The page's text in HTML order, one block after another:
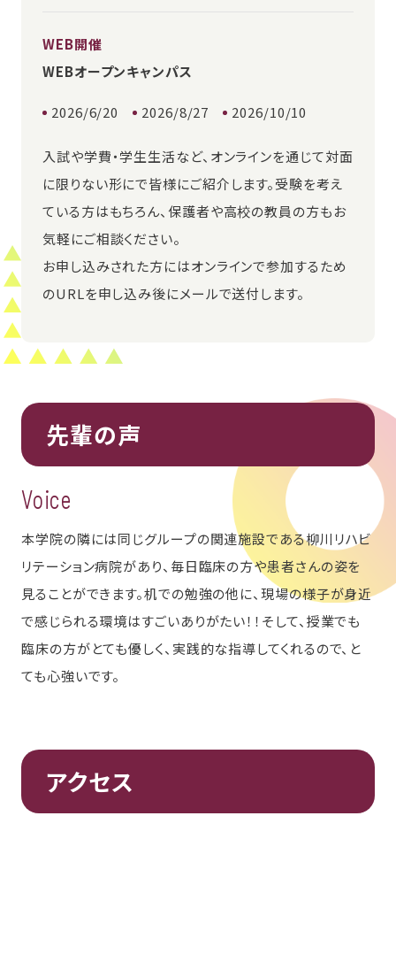
WEB開催
WEBオープンキャンパス
2026/6/20 2026/8/27 2026/10/10
入試や学費・学生生活など、オンラインを通じて対面
に限りない形にで皆様にご紹介します。受験を考え
ている方はもちろん、保護者や高校の教員の方もお
気軽にご相談ください。
お申し込みされた方にはオンラインで参加するため
のURLを申し込み後にメールで送付します。
先輩の声
Voice
本学院の隣には同じグループの関連施設である柳川リハビ
リテーション病院があり、毎日臨床の方や患者さんの姿を
見ることができます。机での勉強の他に、現場の様子が身近
で感じられる環境はすごいありがたい！！そして、授業でも
臨床の方がとても優しく、実践的な指導してくれるので、と
ても心強いです。
アクセス